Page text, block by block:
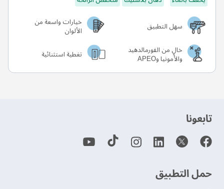
سهل التطبيق
خيارات واسعة من
الألوان
خالٍ من الفورمالدهيد
والأمونيا وAPEO تغطية استثنائية
‫تابعونا‬
حمل التطبيق